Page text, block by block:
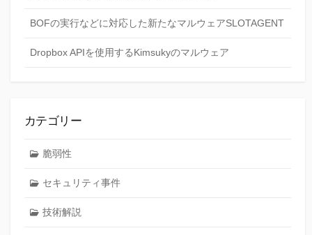
BOFの実行などに対応した新たなマルウェアSLOTAGENT
Dropbox APIを使用するKimsukyのマルウェア
カテゴリー
脆弱性
セキュリティ事件
技術解説